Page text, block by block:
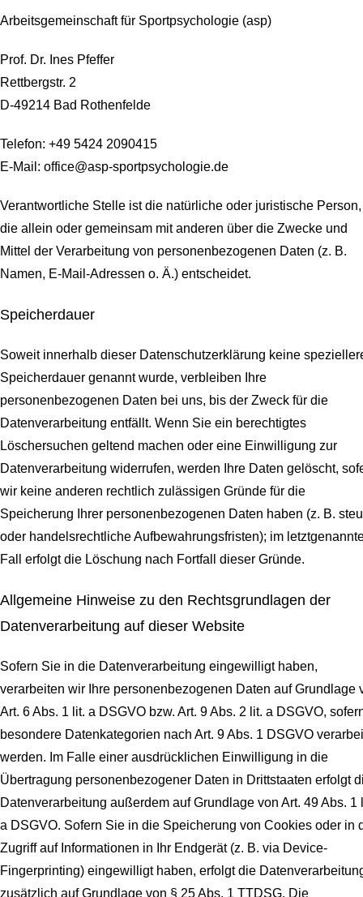
Arbeitsgemeinschaft für Sportpsychologie (asp)
Prof. Dr. Ines Pfeffer
Rettbergstr. 2
D-49214 Bad Rothenfelde
Telefon: +49 5424 2090415
E-Mail: office@asp-sportpsychologie.de
Verantwortliche Stelle ist die natürliche oder juristische Person,
die allein oder gemeinsam mit anderen über die Zwecke und
Mittel der Verarbeitung von personenbezogenen Daten (z. B.
Namen, E-Mail-Adressen o. Ä.) entscheidet.
Speicherdauer
Soweit innerhalb dieser Datenschutzerklärung keine
Speicherdauer genannt wurde, verbleiben Ihre
personenbezogenen Daten bei uns, bis der Zweck für die
Datenverarbeitung entfällt. Wenn Sie ein berechtigtes
Löschersuchen geltend machen oder eine Einwilligung zur
Datenverarbeitung widerrufen, werden Ihre Daten gelöscht,
wir keine anderen rechtlich zulässigen Gründe für die
Speicherung Ihrer personenbezogenen Daten haben (z. B.
oder handelsrechtliche Aufbewahrungsfristen); im
Fall erfolgt die Löschung nach Fortfall dieser Gründe.
Allgemeine Hinweise zu den Rechtsgrundlagen der
Datenverarbeitung auf dieser Website
Sofern Sie in die Datenverarbeitung eingewilligt haben,
verarbeiten wir Ihre personenbezogenen Daten auf Grundlage
Art. 6 Abs. 1 lit. a DSGVO bzw. Art. 9 Abs. 2 lit. a DSGVO,
besondere Datenkategorien nach Art. 9 Abs. 1 DSGVO
werden. Im Falle einer ausdrücklichen Einwilligung in die
Übertragung personenbezogener Daten in Drittstaaten erfolgt
Datenverarbeitung außerdem auf Grundlage von Art. 49 Abs. 1
a DSGVO. Sofern Sie in die Speicherung von Cookies oder in
Zugriff auf Informationen in Ihr Endgerät (z. B. via Device-
Fingerprinting) eingewilligt haben, erfolgt die
zusätzlich auf Grundlage von § 25 Abs. 1 TTDSG. Die